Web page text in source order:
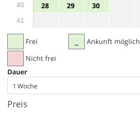
40 28 29 30
41
Frei
Nicht frei
Ankunft möglich
Dauer
1 Woche
Preis